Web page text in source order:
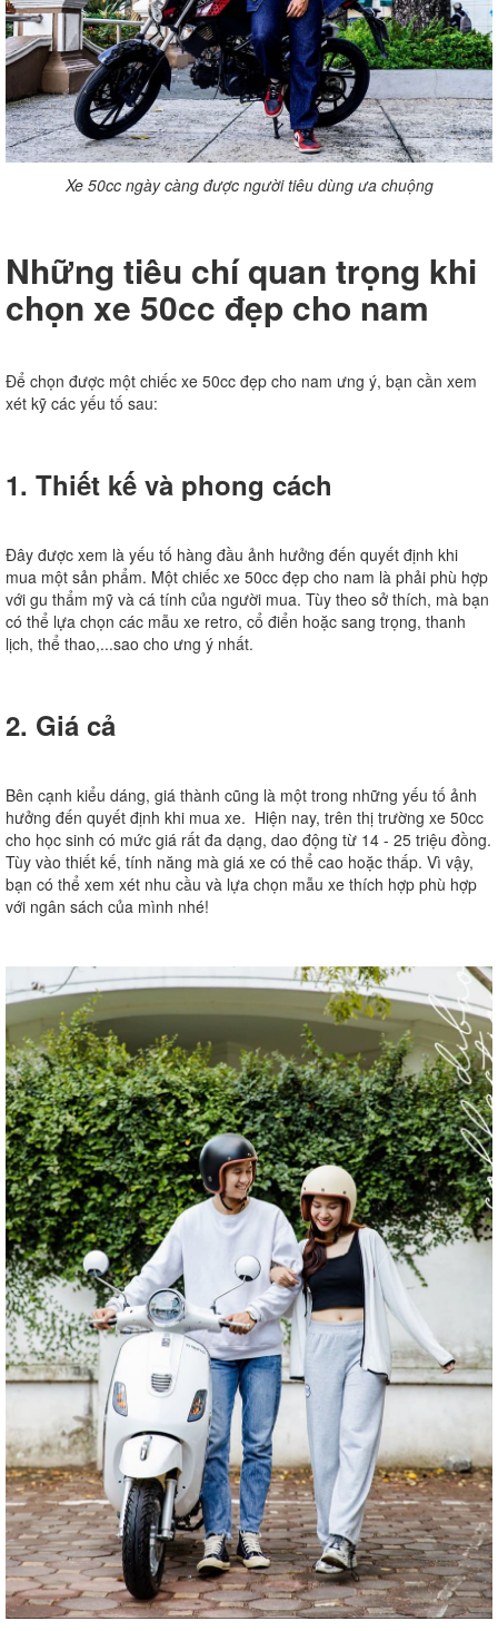
Xe 50cc ngày càng được người tiêu dùng ưa chuộng
Những tiêu chí quan trọng khi
chọn xe 50cc đẹp cho nam
Để chọn được một chiếc xe 50cc đẹp cho nam ưng ý, bạn cần xem
xét kỹ các yếu tố sau:
1. Thiết kế và phong cách
Đây được xem là yếu tố hàng đầu ảnh hưởng đến quyết định khi
mua một sản phẩm. Một chiếc xe 50cc đẹp cho nam là phải phù hợp
với gu thẩm mỹ và cá tính của người mua. Tùy theo sở thích, mà bạn
có thể lựa chọn các mẫu xe retro, cổ điển hoặc sang trọng, thanh
lịch, thể thao,...sao cho ưng ý nhất.
2. Giá cả
Bên cạnh kiểu dáng, giá thành cũng là một trong những yếu tố ảnh
hưởng đến quyết định khi mua xe. Hiện nay, trên thị trường xe 50cc
cho học sinh có mức giá rất đa dạng, dao động từ 14 - 25 triệu đồng.
Tùy vào thiết kế, tính năng mà giá xe có thể cao hoặc thấp. Vì vậy,
bạn có thể xem xét nhu cầu và lựa chọn mẫu xe thích hợp phù hợp
với ngân sách của mình nhé!